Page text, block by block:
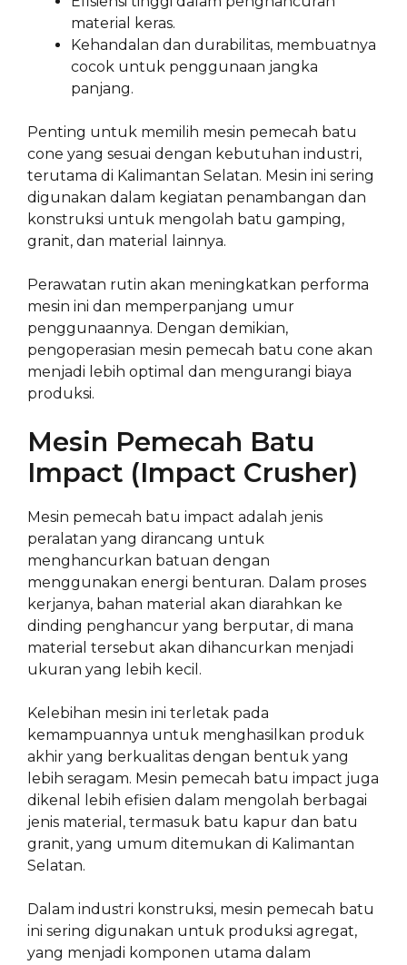
material keras.
Kehandalan dan durabilitas, membuatnya
cocok untuk penggunaan jangka
panjang.
Penting untuk memilih mesin pemecah batu
cone yang sesuai dengan kebutuhan industri,
terutama di Kalimantan Selatan. Mesin ini sering
digunakan dalam kegiatan penambangan dan
konstruksi untuk mengolah batu gamping,
granit, dan material lainnya.
Perawatan rutin akan meningkatkan performa
mesin ini dan memperpanjang umur
penggunaannya. Dengan demikian,
pengoperasian mesin pemecah batu cone akan
menjadi lebih optimal dan mengurangi biaya
produksi.
Mesin Pemecah Batu
Impact (Impact Crusher)
Mesin pemecah batu impact adalah jenis
peralatan yang dirancang untuk
menghancurkan batuan dengan
menggunakan energi benturan. Dalam proses
kerjanya, bahan material akan diarahkan ke
dinding penghancur yang berputar, di mana
material tersebut akan dihancurkan menjadi
ukuran yang lebih kecil.
Kelebihan mesin ini terletak pada
kemampuannya untuk menghasilkan produk
akhir yang berkualitas dengan bentuk yang
lebih seragam. Mesin pemecah batu impact juga
dikenal lebih efisien dalam mengolah berbagai
jenis material, termasuk batu kapur dan batu
granit, yang umum ditemukan di Kalimantan
Selatan.
Dalam industri konstruksi, mesin pemecah batu
ini sering digunakan untuk produksi agregat,
yang menjadi komponen utama dalam